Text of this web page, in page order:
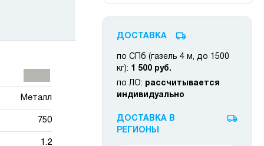
Металл
750
1.2
ДОСТАВКА
по СПб (газель 4 м, до 1500
кг): 1 500 руб.
по ЛО: рассчитывается
индивидуально
ДОСТАВКА В
РЕГИОНЫ